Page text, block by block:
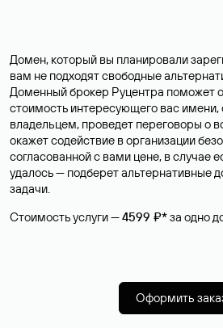
Домен, который вы планировали
вам не подходят свободные
Доменный брокер Руцентра поможет
стоимость интересующего вас имени,
владельцем, проведет переговоры о
окажет содействие в организации
согласованной с вами цене, в случае
удалось — подберет альтернативные
задачи.
Стоимость услуги —4599 ₽*за одно
Оформить